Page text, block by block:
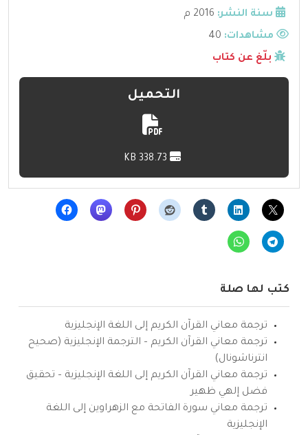
سنة النشر: 2016 م
مشاهدات:
بلّغ عن كتاب
التحميل
كتب لها صلة
ترجمة معاني القرآن الكريم إلى اللغة الإنجليزية
ترجمة معاني القرآن الكريم – الترجمة الإنجليزية (صحيح
انترناشونال)
ترجمة معاني القرآن الكريم إلى اللغة الإنجليزية – تحقيق
فضل إلهي ظهير
ترجمة معاني سورة الفاتحة مع الزهراوين إلى اللغة
الإنجليزية